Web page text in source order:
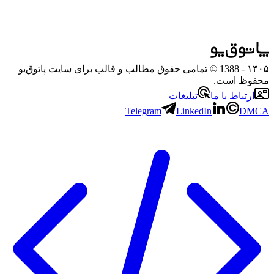
۱۴۰۵
- 1388 © تمامی حقوق مطالب و قالب برای سایت پاتوق‌یو
محفوظ است.
ارتباط با ما
تبلیغات
Telegram
LinkedIn DMCA